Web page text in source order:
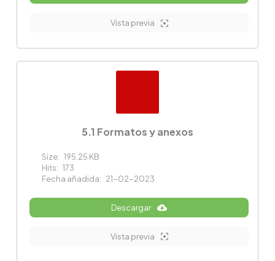
Vista previa
5.1 Formatos y anexos
Size: 195.25 KB
Hits: 173
Fecha añadida: 21-02-2023
Descargar
Vista previa